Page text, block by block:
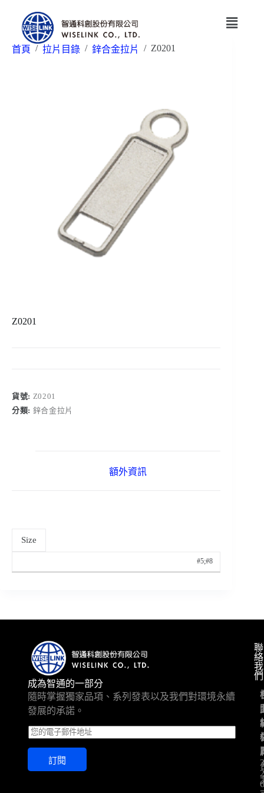
首頁 / 拉片目錄 / 鋅合金拉片 / Z0201
Z0201
貨號: Z0201
分類: 鋅合金拉片
額外資訊
Size
#5;#8
成為智通的一部分
隨時掌握獨家品項、系列發表以及我們對環境永續
發展的承諾。
E
m
a
l
訂閱
聯
絡
我
們